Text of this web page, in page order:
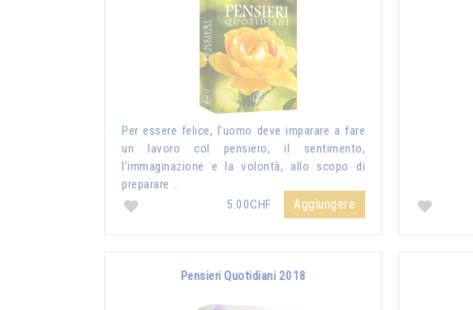
Per essere felice, l’uomo deve imparare a fare
un lavoro col pensiero, il sentimento,
l’immaginazione e la volontà, allo scopo di
preparare …
5.00CHF
Aggiungere
Pensieri Quotidiani 2018